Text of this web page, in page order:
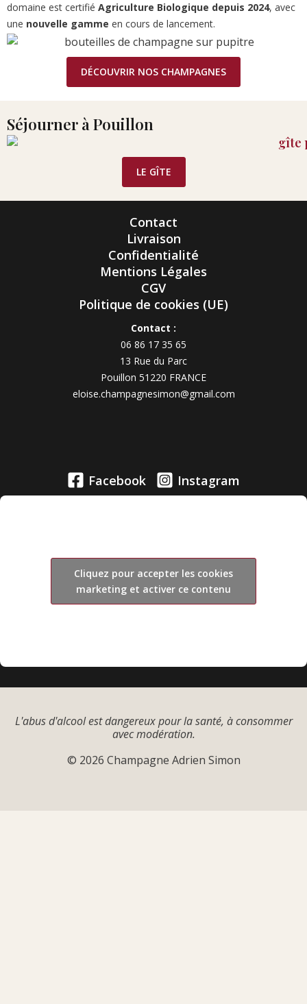
domaine est certifié Agriculture Biologique depuis 2024, avec
une nouvelle gamme en cours de lancement.
DÉCOUVRIR NOS CHAMPAGNES
Séjourner à Pouillon
LE GÎTE
Contact
Livraison
Confidentialité
Mentions Légales
CGV
Politique de cookies (UE)
Contact :
06 86 17 35 65
13 Rue du Parc
Pouillon 51220 FRANCE
eloise.champagnesimon@gmail.com
Facebook Instagram
Cliquez pour accepter les cookies
marketing et activer ce contenu
L'abus d'alcool est dangereux pour la santé, à consommer
avec modération.
© 2026 Champagne Adrien Simon